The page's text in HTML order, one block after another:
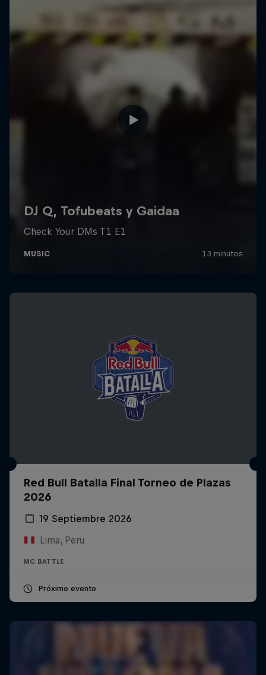
Red Bull Batalla Final Torneo de Plazas
2026
19 Septiembre 2026
Lima, Peru
MC BATTLE
Próximo evento